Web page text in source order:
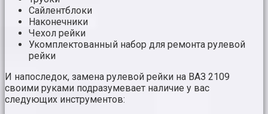
Сайлентблоки
Наконечники
Чехол рейки
Укомплектованный набор для ремонта рулевой
рейки
И напоследок, замена рулевой рейки на ВАЗ 2109
своими руками подразумевает наличие у вас
следующих инструментов: